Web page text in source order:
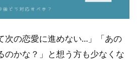
次の恋愛に進めない…」「あの
のかな？」と想う方も少なくな